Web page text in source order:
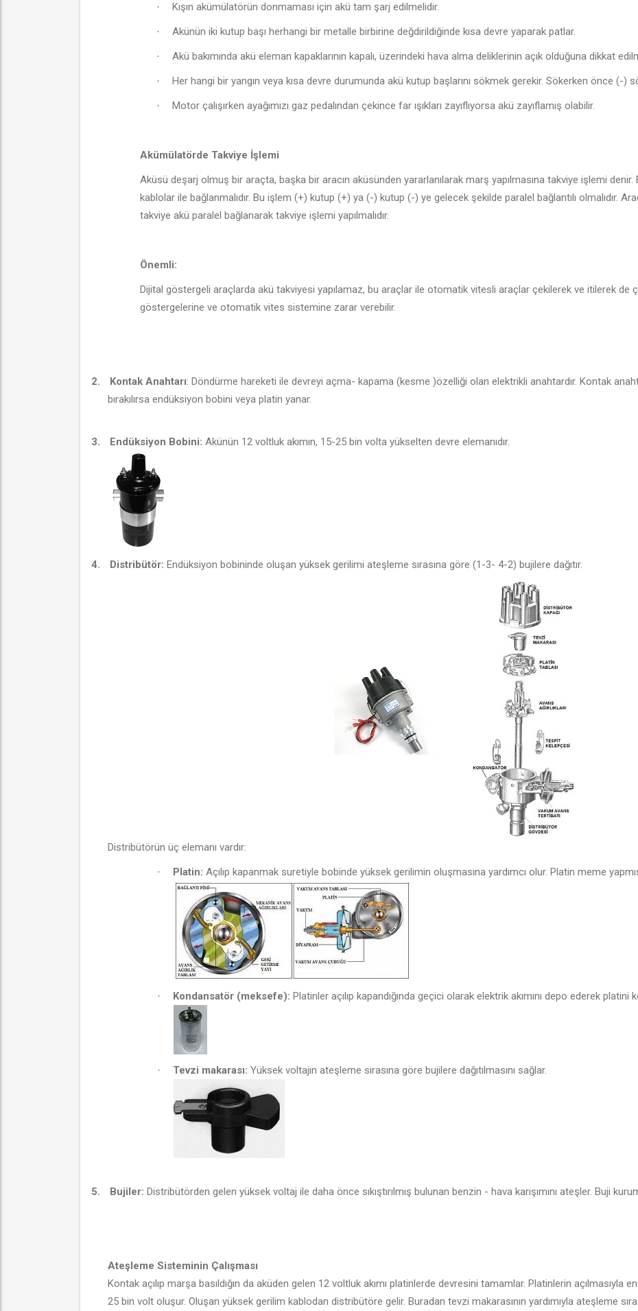
· Kışın akümülatörün donmaması için akü tam şarj edilmelidir.
· Akünün iki kutup başı herhangi bir metalle birbirine değdirildiğinde kısa devre yaparak patlar.
· Akü bakımında akü eleman kapaklarının kapalı, üzerindeki hava alma deliklerinin açık olduğuna dikkat
· Her hangi bir yangın veya kısa devre durumunda akü kutup başlarını sökmek gerekir. Sökerken önce (-)
· Motor çalışırken ayağımızı gaz pedalından çekince far ışıkları zayıflıyorsa akü zayıflamış olabilir.
Akümülatörde Takviye İşlemi
Aküsü deşarj olmuş bir araçta, başka bir aracın aküsünden yararlanılarak marş yapılmasına takviye işlemi
kablolar ile bağlanmalıdır. Bu işlem (+) kutup (+) ya (-) kutup (-) ye gelecek şekilde paralel bağlantılı olmalıdır.
takviye akü paralel bağlanarak takviye işlemi yapılmalıdır.
Önemli:
Dijital göstergeli araçlarda akü takviyesi yapılamaz, bu araçlar ile otomatik vitesli araçlar çekilerek ve itilerek de
göstergelerine ve otomatik vites sistemine zarar verebilir.
2. Kontak Anahtarı: Döndürme hareketi ile devreyi açma- kapama (kesme )özelliği olan elektrikli anahtardır. Kontak
bırakılırsa endüksiyon bobini veya platin yanar.
3. Endüksiyon Bobini: Akünün 12 voltluk akımın, 15-25 bin volta yükselten devre elemanıdır.
4. Distribütör: Endüksiyon bobininde oluşan yüksek gerilimi ateşleme sırasına göre (1-3- 4-2) bujilere dağıtır.
Distribütörün üç elemanı vardır:
· Platin: Açılıp kapanmak suretiyle bobinde yüksek gerilimin oluşmasına yardımcı olur. Platin meme
· Kondansatör (meksefe): Platinler açılıp kapandığında geçici olarak elektrik akımını depo ederek
· Tevzi makarası: Yüksek voltajın ateşleme sırasına göre bujilere dağıtılmasını sağlar.
5. Bujiler: Distribütörden gelen yüksek voltaj ile daha önce sıkıştırılmış bulunan benzin - hava karışımını ateşler. Buji
Ateşleme Sisteminin Çalışması
Kontak açılıp marşa basıldığın da aküden gelen 12 voltluk akımı platinlerde devresini tamamlar. Platinlerin açılmasıyla
25 bin volt oluşur. Oluşan yüksek gerilim kablodan distribütöre gelir. Buradan tevzi makarasının yardımıyla ateşleme